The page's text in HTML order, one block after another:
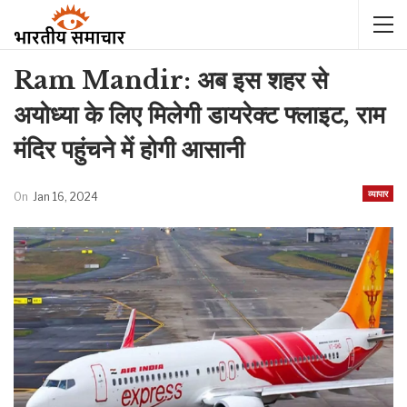
Ram Mandir: अब इस शहर से
अयोध्या के लिए मिलेगी डायरेक्ट फ्लाइट, राम
मंदिर पहुंचने में होगी आसानी
व्यापार
On Jan 16, 2024